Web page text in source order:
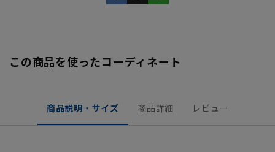
この商品を使ったコーディネート
商品説明・サイズ 商品詳細 レビュー